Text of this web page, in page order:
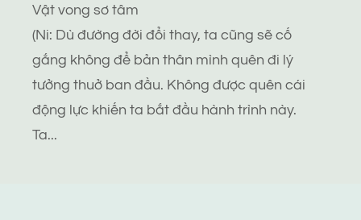
Vật vong sơ tâm
(Ni: Dù đường đời đổi thay, ta cũng sẽ cố
gắng không để bản thân mình quên đi lý
tưởng thuở ban đầu. Không được quên cái
động lực khiến ta bắt đầu hành trình này.
Ta...